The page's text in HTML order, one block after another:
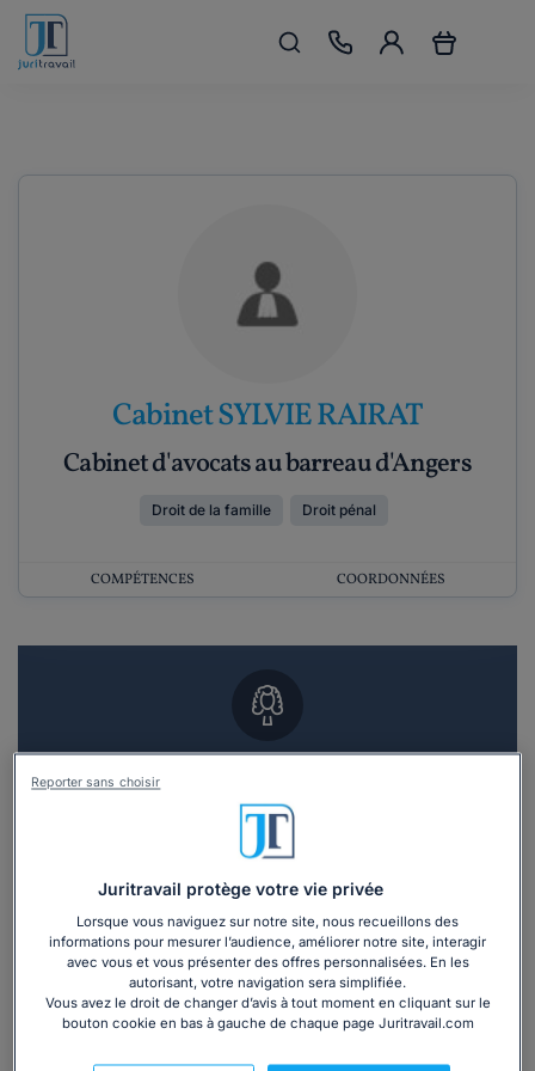
Cabinet SYLVIE RAIRAT
Cabinet d'avocats au barreau d'Angers
Droit de la famille Droit pénal
COMPÉTENCES COORDONNÉES
Vous souhaitez un RDV en cabinet avec un
avocat ?
Recevoir des devis d'avocats
3 devis en 48h
Juritravail protège votre vie privée
Lorsque vous naviguez sur notre site, nous recueillons des
informations pour mesurer l’audience, améliorer notre site, interagir
avec vous et vous présenter des offres personnalisées. En les
autorisant, votre navigation sera simplifiée.
Vous avez le droit de changer d’avis à tout moment en cliquant sur le
bouton cookie en bas à gauche de chaque page Juritravail.com
Reporter sans choisir